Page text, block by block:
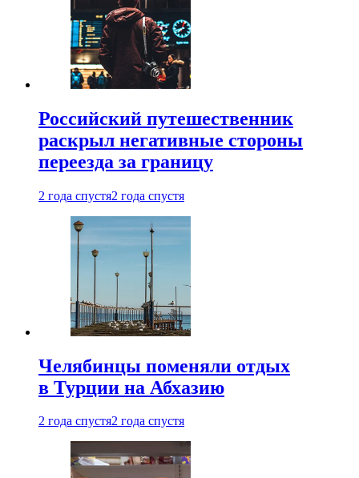
Российский путешественник
раскрыл негативные стороны
переезда за границу
2 года спустя2 года спустя
Челябинцы поменяли отдых
в Турции на Абхазию
2 года спустя2 года спустя